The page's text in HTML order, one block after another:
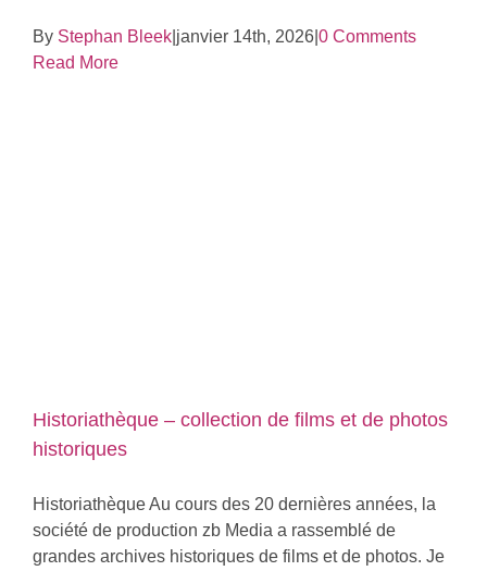
By Stephan Bleek| janvier 14th, 2026| 0 Comments
Read More
Historiathèque – collection de films et de photos
historiques
Historiathèque Au cours des 20 dernières années, la
société de production zb Media a rassemblé de
grandes archives historiques de films et de photos. Je